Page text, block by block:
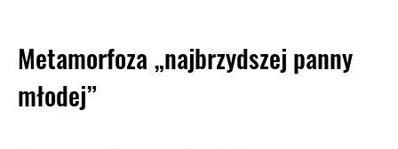
Metamorfoza „najbrzydszej panny
młodej”